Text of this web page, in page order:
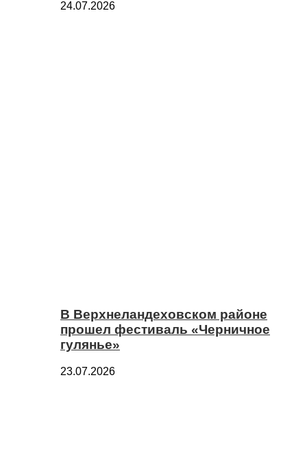
24.07.2026
В Верхнеландеховском районе
прошел фестиваль «Черничное
гулянье»
23.07.2026